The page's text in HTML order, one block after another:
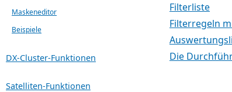
Maskeneditor
Beispiele
DX-Cluster-Funktionen
Satelliten-Funktionen
Filterliste
Filterregeln
Die